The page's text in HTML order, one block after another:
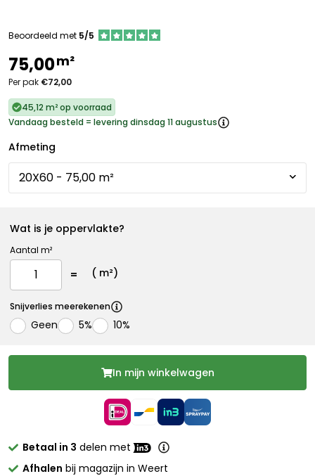
Beoordeeld met 5/5
75,00m²
Per pak €72,00
45,12 m² op voorraad
Vandaag besteld = levering dinsdag 11 augustus
Afmeting
Wat is je oppervlakte?
Aantal m²
( m²)
Snijverlies meerekenen
Geen 5% 10%
In mijn winkelwagen
Betaal in 3 delen met
Afhalen bij magazijn in Weert